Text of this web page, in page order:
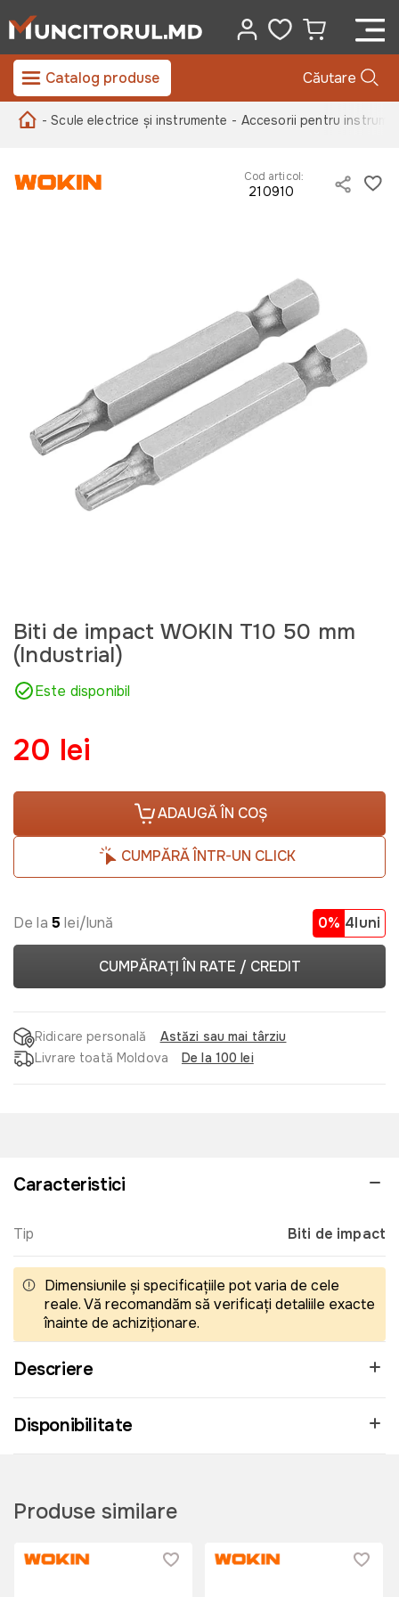
Catalog produse Căutare
- Scule electrice și instrumente - Accesorii pentru
Cod articol:
210910
Biti de impact WOKIN T10 50 mm
(Industrial)
Este disponibil
20 lei
ADAUGĂ ÎN COȘ
CUMPĂRĂ ÎNTR-UN CLICK
De la 5 lei/lună 0% 4luni
CUMPĂRAȚI ÎN RATE / CREDIT
Ridicare personală
Astăzi sau mai târziu
Livrare toată Moldova
De la 100 lei
Caracteristici
Tip Biti de impact
Dimensiunile și specificațiile pot varia de cele
reale. Vă recomandăm să verificați detaliile exacte
înainte de achiziționare.
Descriere
Disponibilitate
Produse similare